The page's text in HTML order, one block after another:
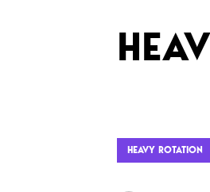
HEAVY ROTATION